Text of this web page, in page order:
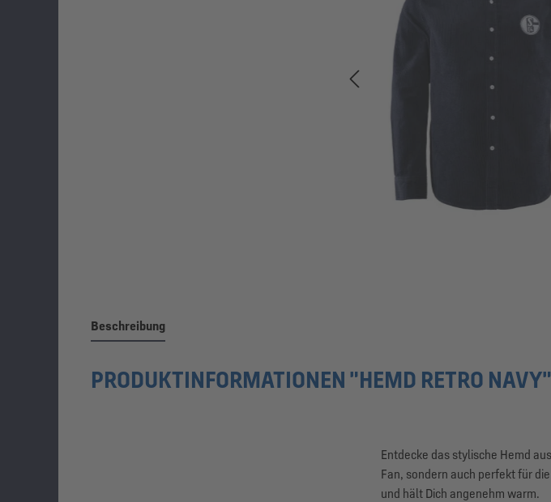
Beschreibung
PRODUKTINFORMATIONEN "HEMD RETRO NAVY"
Entdecke das stylische Hemd
Fan, sondern auch perfekt für
und hält Dich angenehm warm.